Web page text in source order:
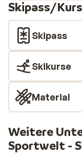
Skipass/
Skipass
Skikurse
Material
Weitere
Sportwelt -